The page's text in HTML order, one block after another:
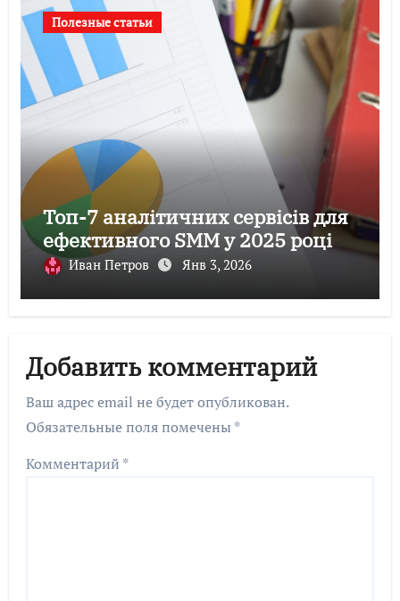
Полезные статьи
Топ-7 аналітичних сервісів для
ефективного SMM у 2025 році
Иван Петров Янв 3, 2026
Добавить комментарий
Ваш адрес email не будет опубликован.
Обязательные поля помечены *
Комментарий *